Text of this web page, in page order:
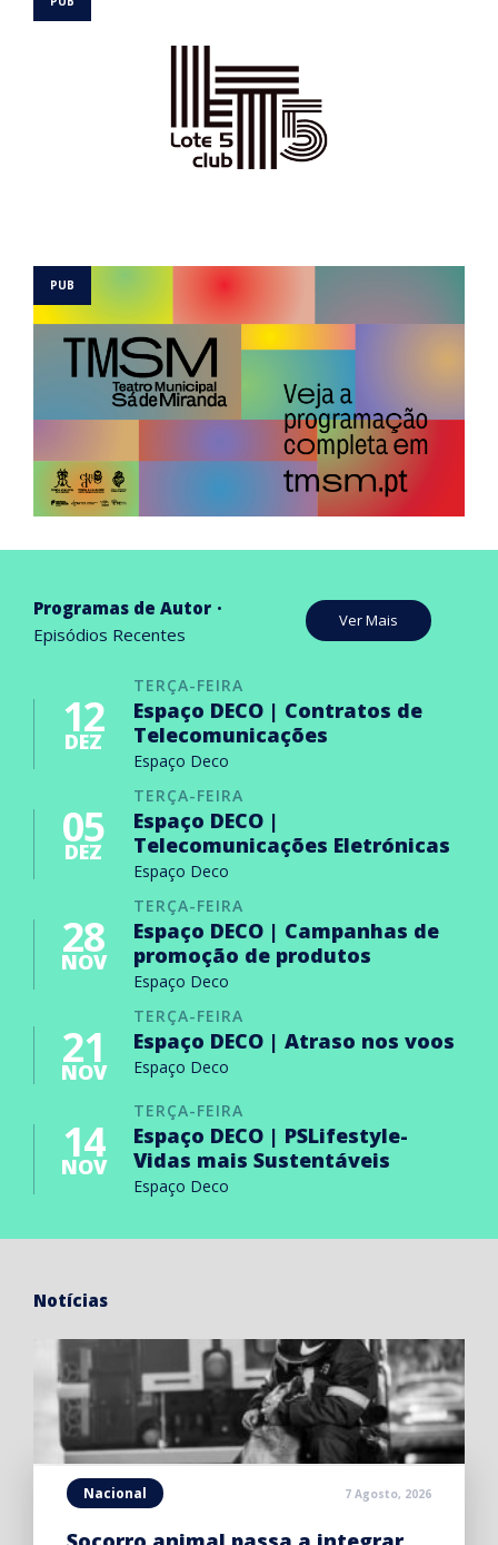
Programas de Autor
Episódios Recentes
Ver Mais
TERÇA-FEIRA
12
DEZ
Espaço DECO | Contratos de
Telecomunicações
Espaço Deco
TERÇA-FEIRA
05
DEZ
Espaço DECO |
Telecomunicações Eletrónicas
Espaço Deco
TERÇA-FEIRA
28
NOV
Espaço DECO | Campanhas de
promoção de produtos
Espaço Deco
TERÇA-FEIRA
21
NOV
Espaço DECO | Atraso nos voos
Espaço Deco
TERÇA-FEIRA
14
NOV
Espaço DECO | PSLifestyle-
Vidas mais Sustentáveis
Espaço Deco
Notícias
Nacional 7 Agosto, 2026